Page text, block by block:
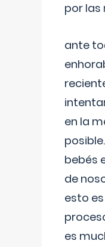
por las
ante
en la
bebés
de
esto
es